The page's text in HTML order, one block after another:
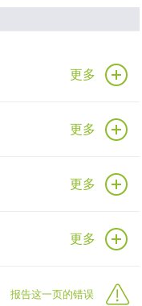
更多
更多
更多
更多
报告这一页的错误